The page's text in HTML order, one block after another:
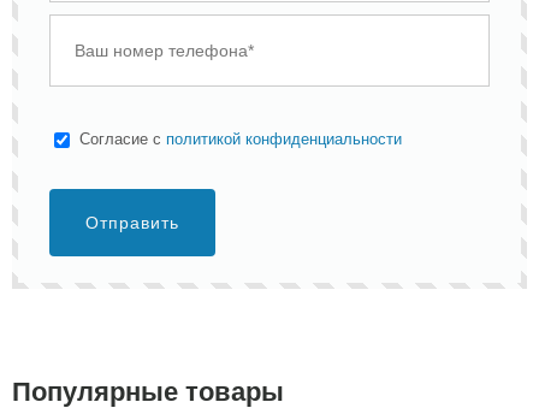
Cогласие с политикой конфиденциальности
Отправить
Популярные товары